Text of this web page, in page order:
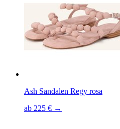
Ash Sandalen Regy rosa
ab 225 € →